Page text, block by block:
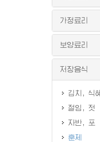
가정료리
보양료리
저장음식
김치, 식혜
절임, 젓
자반, 포
훈제